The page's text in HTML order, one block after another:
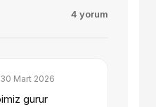
4 yorum
30 Mart 2026
gurur